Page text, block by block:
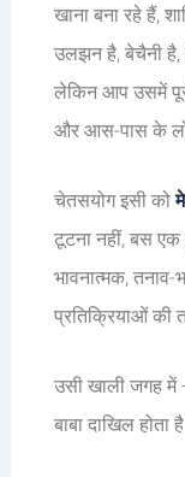
खाना बना रहे हैं,
उलझन है, बेचैनी है,
लेकिन आप उसमें
और आस-पास के
चेतसयोग इसी को
टूटना नहीं, बस
भावनात्मक,
प्रतिक्रियाओं की
उसी खाली जगह में
बाबा दाखिल होता